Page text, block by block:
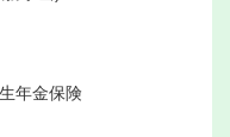
年金保険